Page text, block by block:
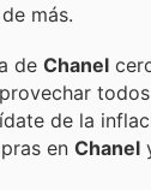
más.
de Chanel
de la
en Chanel